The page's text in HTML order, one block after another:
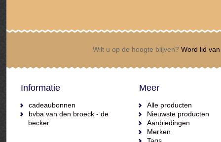
Wilt u op de hoogte blijven? Word lid
Informatie
cadeaubonnen
bvba van den broeck - de
becker
Meer
Alle producten
Nieuwste producten
Aanbiedingen
Merken